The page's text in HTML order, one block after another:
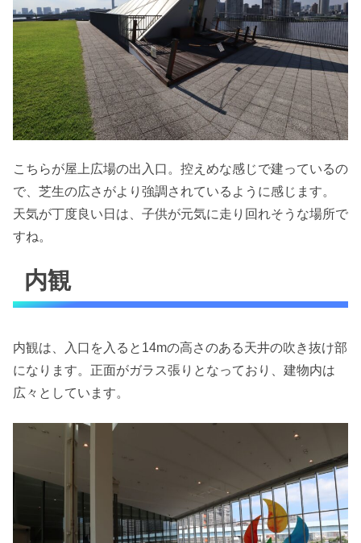
こちらが屋上広場の出入口。控えめな感じで建っているの
で、芝生の広さがより強調されているように感じます。
天気が丁度良い日は、子供が元気に走り回れそうな場所で
すね。
内観
内観は、入口を入ると14mの高さのある天井の吹き抜け部
になります。正面がガラス張りとなっており、建物内は
広々としています。